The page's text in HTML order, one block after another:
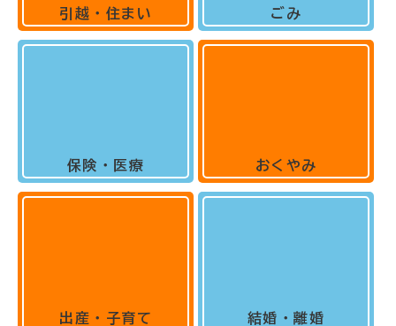
引越・住まい
保険・医療
出産・子育て
ごみ
おくやみ
結婚・離婚